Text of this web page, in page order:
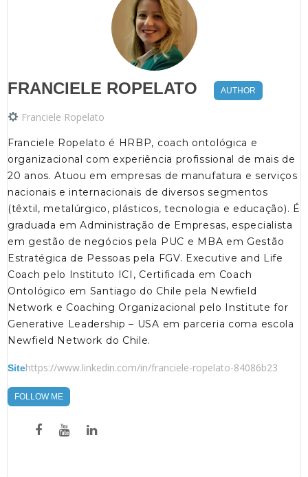
FRANCIELE ROPELATO AUTHOR
Franciele Ropelato
Franciele Ropelato é HRBP, coach ontológica e
organizacional com experiência profissional de mais de
20 anos. Atuou em empresas de manufatura e serviços
nacionais e internacionais de diversos segmentos
(têxtil, metalúrgico, plásticos, tecnologia e educação). É
graduada em Administração de Empresas, especialista
em gestão de negócios pela PUC e MBA em Gestão
Estratégica de Pessoas pela FGV. Executive and Life
Coach pelo Instituto ICI, Certificada em Coach
Ontológico em Santiago do Chile pela Newfield
Network e Coaching Organizacional pelo Institute for
Generative Leadership – USA em parceria coma escola
Newfield Network do Chile.
Sitehttps://www.linkedin.com/in/franciele-ropelato-84086b23
FOLLOW ME